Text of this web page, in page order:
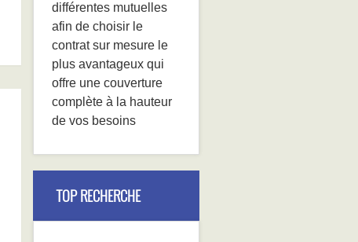
différentes mutuelles
afin de choisir le
contrat sur mesure le
plus avantageux qui
offre une couverture
complète à la hauteur
de vos besoins
TOP RECHERCHE